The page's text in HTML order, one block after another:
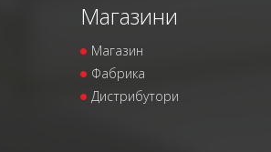
Магазини
Магазин
Фабрика
Дистрибутори